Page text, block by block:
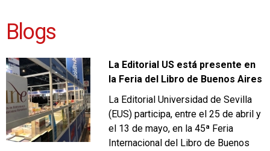
Blogs
La Editorial US está presente en
la Feria del Libro de Buenos Aires
La Editorial Universidad de Sevilla
(EUS) participa, entre el 25 de abril y
el 13 de mayo, en la 45ª Feria
Internacional del Libro de Buenos